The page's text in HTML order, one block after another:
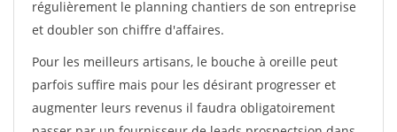
régulièrement le planning chantiers de son entreprise
et doubler son chiffre d'affaires.
Pour les meilleurs artisans, le bouche à oreille peut
parfois suffire mais pour les désirant progresser et
augmenter leurs revenus il faudra obligatoirement